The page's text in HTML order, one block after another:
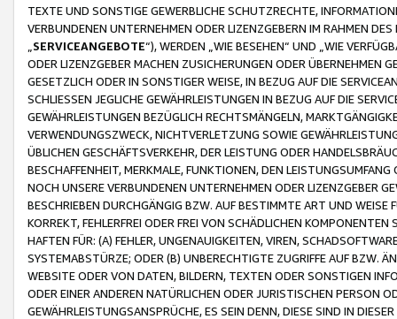
TEXTE UND SONSTIGE GEWERBLICHE SCHUTZRECHTE,
VERBUNDENEN UNTERNEHMEN ODER LIZENZGEBERN IM RAHMEN
SERVICEANGEBOTE“), WERDEN „WIE BESEHEN“ UND „WIE
ODER LIZENZGEBER MACHEN ZUSICHERUNGEN ODER ÜBERNEHMEN
GESETZLICH ODER IN SONSTIGER WEISE, IN BEZUG AUF DIE
SCHLIESSEN JEGLICHE GEWÄHRLEISTUNGEN IN BEZUG AUF DIE
GEWÄHRLEISTUNGEN BEZÜGLICH RECHTSMÄNGELN,
VERWENDUNGSZWECK, NICHTVERLETZUNG SOWIE
ÜBLICHEN GESCHÄFTSVERKEHR, DER LEISTUNG ODER
BESCHAFFENHEIT, MERKMALE, FUNKTIONEN, DEN
NOCH UNSERE VERBUNDENEN UNTERNEHMEN ODER LIZENZGEBER
BESCHRIEBEN DURCHGÄNGIG BZW. AUF BESTIMMTE ART UND
KORREKT, FEHLERFREI ODER FREI VON SCHÄDLICHEN
HAFTEN FÜR: (A) FEHLER, UNGENAUIGKEITEN, VIREN,
SYSTEMABSTÜRZE; ODER (B) UNBERECHTIGTE ZUGRIFFE AUF BZW.
WEBSITE ODER VON DATEN, BILDERN, TEXTEN ODER SONSTIGEN
ODER EINER ANDEREN NATÜRLICHEN ODER JURISTISCHEN PERSON
GEWÄHRLEISTUNGSANSPRÜCHE, ES SEIN DENN, DIESE SIND IN